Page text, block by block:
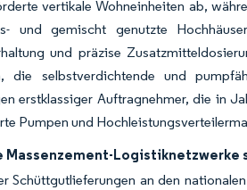
vertikale Wohneinheiten ab,
und gemischt genutzte
und präzise
die selbstverdichtende und
erstklassiger Auftragnehmer, die in
Pumpen und
Massenzement-
Schüttgutlieferungen an den